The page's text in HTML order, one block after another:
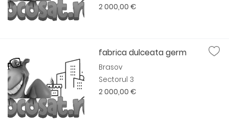
2 000,00 €
fabrica dulceata germ
Brasov
Sectorul 3
2 000,00 €